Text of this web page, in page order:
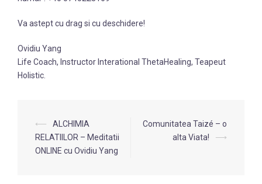
Va astept cu drag si cu deschidere!
Ovidiu Yang
Life Coach, Instructor Interational ThetaHealing, Teapeut
Holistic.
Navigare
în
articol
⟵
ALCHIMIA
RELATIILOR – Meditatii
ONLINE cu Ovidiu Yang
Comunitatea Taizé – o
alta Viata!
⟶